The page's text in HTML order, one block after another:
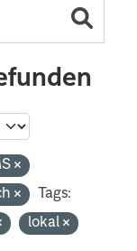
Tags:
lokal